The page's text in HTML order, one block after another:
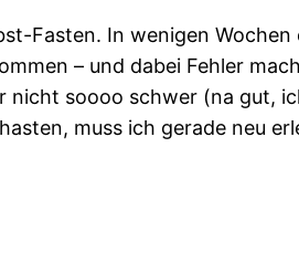
Fasten. In wenigen
– und dabei Fehler
soooo schwer (na gut,
muss ich gerade neu